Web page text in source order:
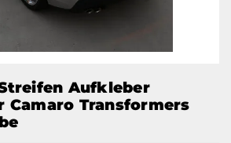
Aufkleber
Camaro Transformers